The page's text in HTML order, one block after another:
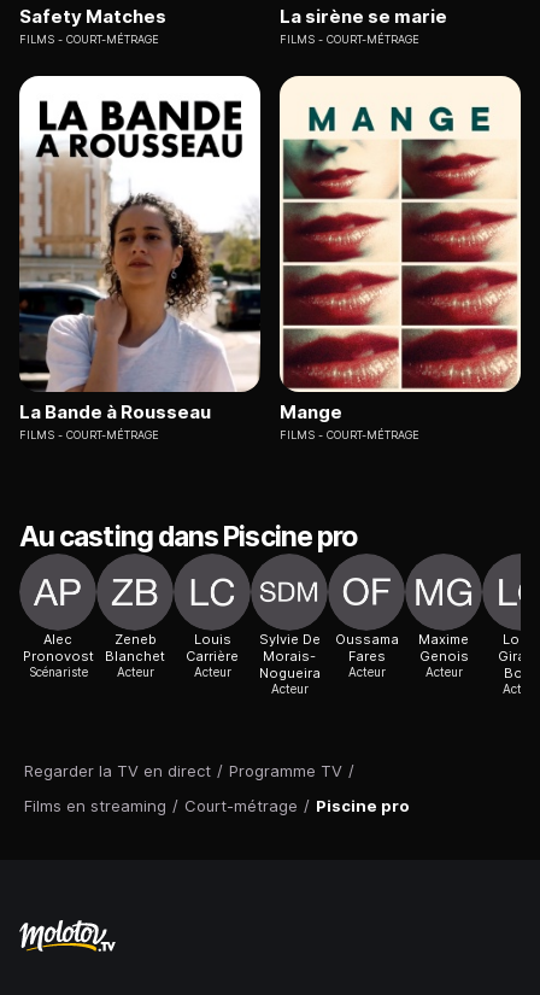
Regarder la TV en direct / Programme TV /
Films en streaming / Court-métrage / Piscine pro
Safety Matches
FILMS COURT-MÉTRAGE
La sirène se marie
FILMS COURT-MÉTRAGE
La Bande à Rousseau
FILMS COURT-MÉTRAGE
Mange
FILMS COURT-MÉTRAGE
Au casting dans Piscine pro
Alec
Pronovost
Scénariste
Zeneb
Blanchet
Acteur
Louis
Carrière
Acteur
Sylvie De
Morais-
Nogueira
Acteur
Oussama
Fares
Acteur
Maxime
Genois
Acteur
Louis
Bock
Acteur